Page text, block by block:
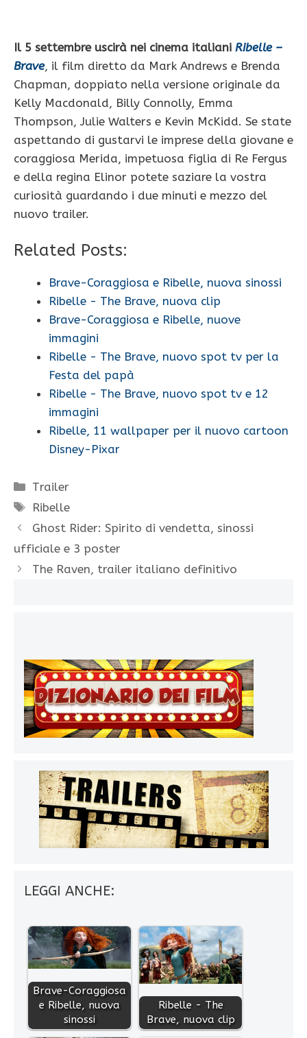
Il 5 settembre uscirà nei cinema italiani Ribelle –
Brave, il film diretto da Mark Andrews e Brenda
Chapman, doppiato nella versione originale da
Kelly Macdonald, Billy Connolly, Emma
Thompson, Julie Walters e Kevin McKidd. Se state
aspettando di gustarvi le imprese della giovane e
coraggiosa Merida, impetuosa figlia di Re Fergus
e della regina Elinor potete saziare la vostra
curiosità guardando i due minuti e mezzo del
nuovo trailer.
Related Posts:
Brave-Coraggiosa e Ribelle, nuova sinossi
Ribelle - The Brave, nuova clip
Brave-Coraggiosa e Ribelle, nuove
immagini
Ribelle - The Brave, nuovo spot tv per la
Festa del papà
Ribelle - The Brave, nuovo spot tv e 12
immagini
Ribelle, 11 wallpaper per il nuovo cartoon
Disney-Pixar
Categorie
Trailer
Tag
Ribelle
Ghost Rider: Spirito di vendetta, sinossi
ufficiale e 3 poster
The Raven, trailer italiano definitivo
LEGGI ANCHE:
Brave-Coraggiosa
e Ribelle, nuova
sinossi
Ribelle - The
Brave, nuova clip